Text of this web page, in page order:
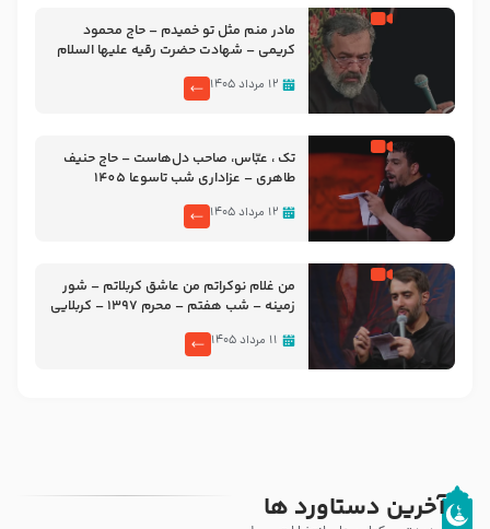
مادر منم مثل تو خمیدم – حاج محمود
کریمی – شهادت حضرت رقیه علیها السلام
۱۲ مرداد ۱۴۰۵
تک ، عبّاس، صاحب دل‌هاست – حاج حنیف
طاهری – عزاداری شب تاسوعا 1405
۱۲ مرداد ۱۴۰۵
من غلام نوکراتم من عاشق کربلاتم – شور
زمینه – شب هفتم – محرم 1397 – کربلایی
۱۱ مرداد ۱۴۰۵
آخرین دستاورد ها